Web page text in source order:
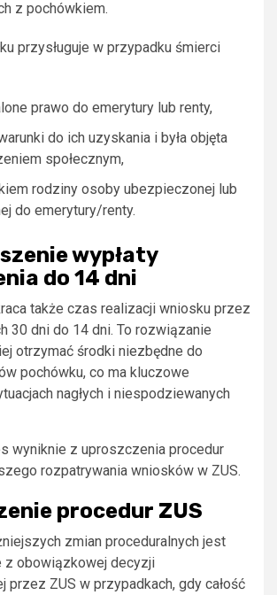
z pochówkiem.
przysługuje w przypadku śmierci
prawo do emerytury lub renty,
do ich uzyskania i była objęta
społecznym,
rodziny osoby ubezpieczonej lub
do emerytury/renty.
wypłaty
do 14 dni
także czas realizacji wniosku przez
30 dni do 14 dni. To rozwiązanie
otrzymać środki niezbędne do
pochówku, co ma kluczowe
nagłych i niespodziewanych
wyniknie z uproszczenia procedur
rozpatrywania wniosków w ZUS.
procedur ZUS
zmian proceduralnych jest
z obowiązkowej decyzji
przez ZUS w przypadkach, gdy całość